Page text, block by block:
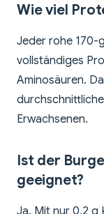
Wie viel
Jeder rohe 170-
vollständiges
Aminosäuren.
Erwachsenen.
Ist der
geeignet?